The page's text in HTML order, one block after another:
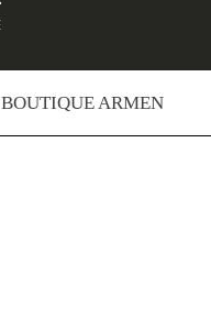
BOUTIQUE ARMEN